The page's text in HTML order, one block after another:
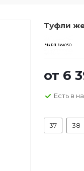
Туфли
от 6
Есть в
37 38